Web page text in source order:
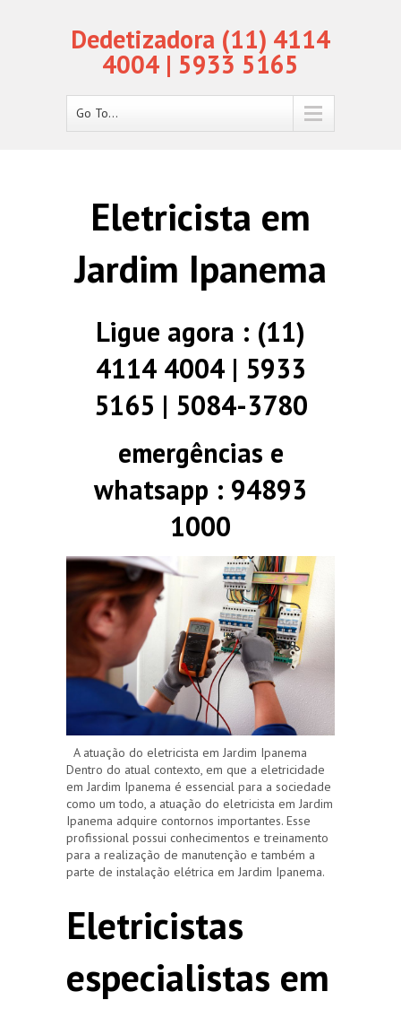
Dedetizadora (11) 4114
4004 | 5933 5165
Go To...
Eletricista em
Jardim Ipanema
Ligue agora : (11)
4114 4004 | 5933
5165 | 5084-3780
emergências e
whatsapp : 94893
1000
A atuação do eletricista em Jardim Ipanema
Dentro do atual contexto, em que a eletricidade
em Jardim Ipanema é essencial para a sociedade
como um todo, a atuação do eletricista em Jardim
Ipanema adquire contornos importantes. Esse
profissional possui conhecimentos e treinamento
para a realização de manutenção e também a
parte de instalação elétrica em Jardim Ipanema.
Eletricistas
especialistas em